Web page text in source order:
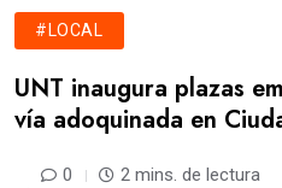
#LOCAL
UNT inaugura plazas
vía adoquinada en
0 2 mins. de lectura